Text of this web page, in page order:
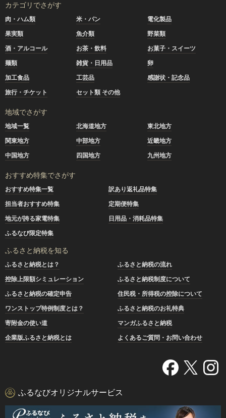
カテゴリでさがす
肉・ハム類 米・パン
電化製品
果実類
魚介類
野菜類
酒・アルコール
お茶・飲料
お菓子・スイーツ
麺類
雑貨・日用品
卵
加工食品
工芸品
感謝状・記念品
旅行・チケット
セット類 その他
地域でさがす
地域一覧 北海道地方
東北地方
関東地方
中部地方
近畿地方
中国地方
四国地方 九州地方
おすすめ特集でさがす
おすすめ特集一覧
訳あり返礼品特集
担当者おすすめ特集
定期便特集
地元が誇る家電特集
日用品・消耗品特集
ふるなび限定特集
ふるさと納税を知る
ふるさと納税とは？
ふるさと納税の流れ
控除上限額シミュレーション
ふるさと納税制度について
ふるさと納税の確定申告
住民税・所得税の控除について
ワンストップ特例制度とは？
ふるさと納税のお礼特典
寄附金の使い道
マンガふるさと納税
企業版ふるさと納税とは
よくあるご質問・お問い合わせ
ふるなびオリジナルサービス